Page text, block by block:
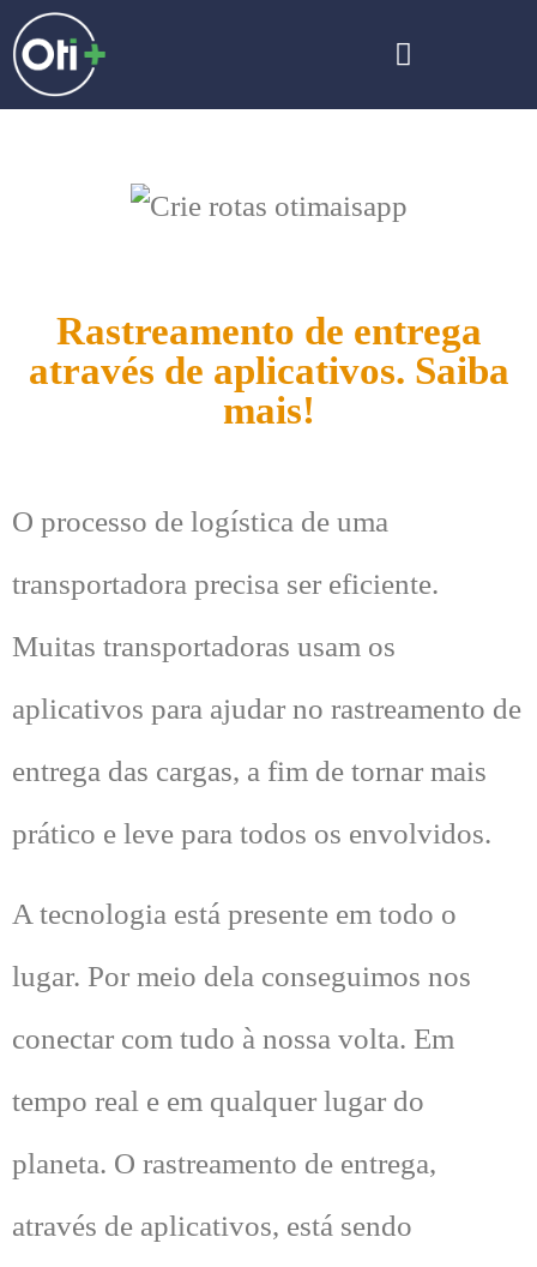
Rastreamento de entrega
através de aplicativos. Saiba
mais!
O processo de logística de uma
transportadora precisa ser eficiente.
Muitas transportadoras usam os
aplicativos para ajudar no rastreamento de
entrega das cargas, a fim de tornar mais
prático e leve para todos os envolvidos.
A tecnologia está presente em todo o
lugar. Por meio dela conseguimos nos
conectar com tudo à nossa volta. Em
tempo real e em qualquer lugar do
planeta. O rastreamento de entrega,
através de aplicativos, está sendo